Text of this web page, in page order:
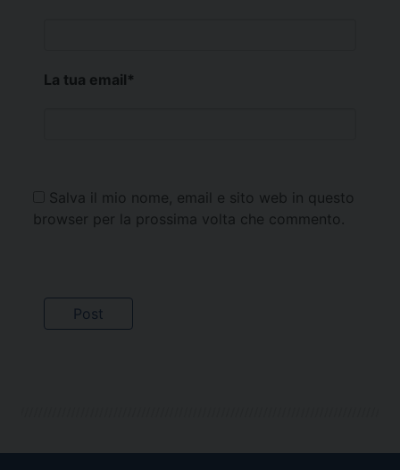
La tua email*
Salva il mio nome, email e sito web in questo
browser per la prossima volta che commento.